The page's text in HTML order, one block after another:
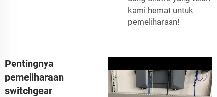
kami hemat untuk
pemeliharaan!
Pentingnya
pemeliharaan
switchgear